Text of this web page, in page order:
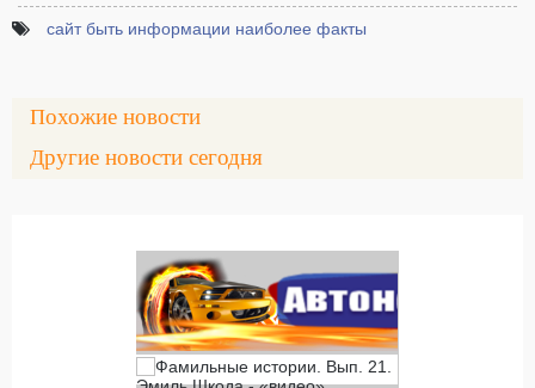
сайт быть информации наиболее факты
Похожие новости
Другие новости сегодня